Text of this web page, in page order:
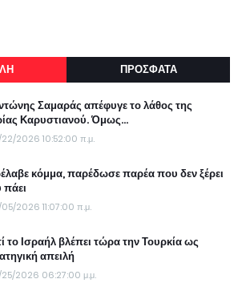
ΠΡΟΣΦΑΤΑ
Σαμαράς απέφυγε το λάθος της
Καρυστιανού. Όμως...
2026 10:52:00 π.μ.
κόμμα, παρέδωσε παρέα που δεν ξέρει
2026 11:07:00 π.μ.
το Ισραήλ βλέπει τώρα την Τουρκία ως
απειλή
2026 06:27:00 μ.μ.